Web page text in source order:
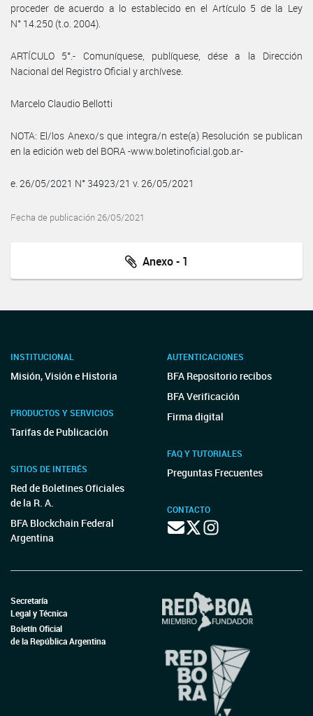
proceder de acuerdo a lo establecido en el Artículo 5 de la Ley
N° 14.250 (t.o. 2004).
ARTÍCULO 5°.- Comuníquese, publíquese, dése a la Dirección
Nacional del Registro Oficial y archívese.
Marcelo Claudio Bellotti
NOTA: El/los Anexo/s que integra/n este(a) Resolución se publican
en la edición web del BORA -www.boletinoficial.gob.ar-
e. 26/05/2021 N° 34923/21 v. 26/05/2021
Fecha de publicación 26/05/2021
Anexo - 1
INSTITUCIONAL
Misión, Visión e Historia
PRODUCTOS Y SERVICIOS
Tarifas de Publicación
SITIOS DE INTERÉS
Red de Boletines Oficiales
de la R. A.
BFA Blockchain Federal
Argentina
AUTENTICACIONES
BFA Repositorio recibos
BFA Verificación
Firma digital
FAQ Y TUTORIALES
Preguntas Frecuentes
CONTACTO
Secretaría
Legal y Técnica
Boletín Oficial
de la República Argentina